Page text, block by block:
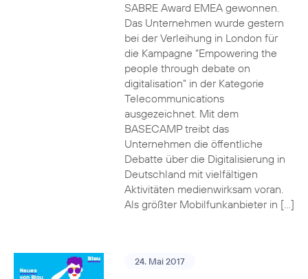
SABRE Award EMEA gewonnen.
Das Unternehmen wurde gestern
bei der Verleihung in London für
die Kampagne “Empowering the
people through debate on
digitalisation” in der Kategorie
Telecommunications
ausgezeichnet. Mit dem
BASECAMP treibt das
Unternehmen die öffentliche
Debatte über die Digitalisierung in
Deutschland mit vielfältigen
Aktivitäten medienwirksam voran.
Als größter Mobilfunkanbieter in […]
24. Mai 2017